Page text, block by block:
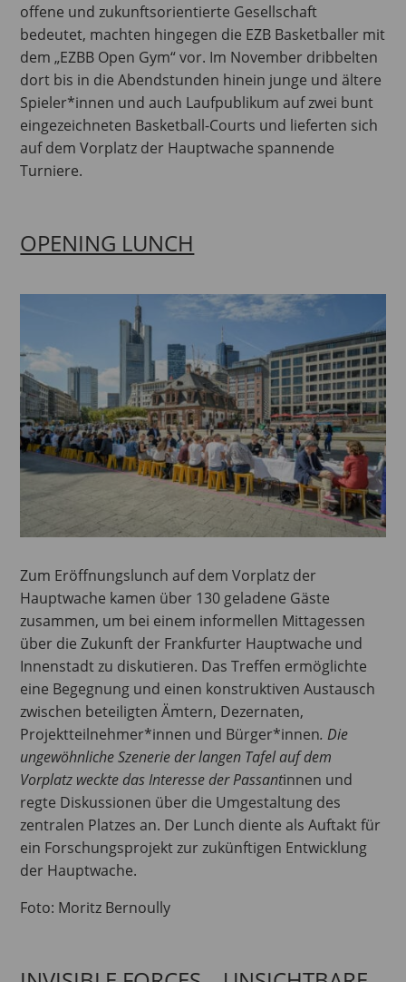
offene und zukunftsorientierte Gesellschaft
bedeutet, machten hingegen die EZB Basketballer mit
dem „EZBB Open Gym“ vor. Im November dribbelten
dort bis in die Abendstunden hinein junge und ältere
Spieler*innen und auch Laufpublikum auf zwei bunt
eingezeichneten Basketball-Courts und lieferten sich
auf dem Vorplatz der Hauptwache spannende
Turniere.
OPENING LUNCH
Zum Eröffnungslunch auf dem Vorplatz der
Hauptwache kamen über 130 geladene Gäste
zusammen, um bei einem informellen Mittagessen
über die Zukunft der Frankfurter Hauptwache und
Innenstadt zu diskutieren. Das Treffen ermöglichte
eine Begegnung und einen konstruktiven Austausch
zwischen beteiligten Ämtern, Dezernaten,
Projektteilnehmer*innen und Bürger*innen. Die
ungewöhnliche Szenerie der langen Tafel auf dem
Vorplatz weckte das Interesse der Passantinnen und
regte Diskussionen über die Umgestaltung des
zentralen Platzes an. Der Lunch diente als Auftakt für
ein Forschungsprojekt zur zukünftigen Entwicklung
der Hauptwache.
Foto: Moritz Bernoully